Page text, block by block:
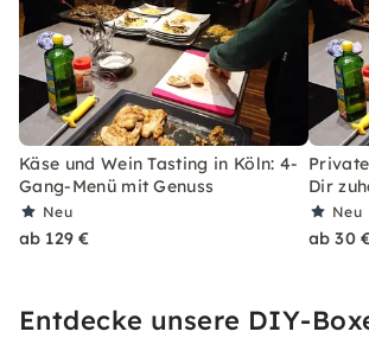
Käse und Wein Tasting in Köln: 4-
Gang-Menü mit Genuss
Neu
ab 129 €
Dir
Neu
ab 30
Entdecke unsere DIY-